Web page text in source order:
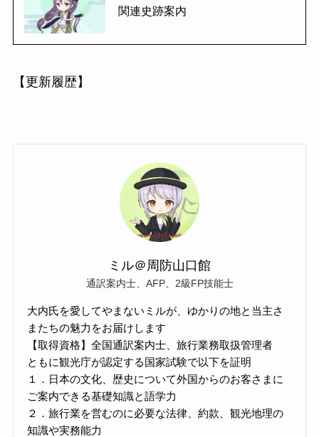
関連史跡案内
【更新履歴】
ミル＠周防山口館
通訳案内士、AFP、2級FP技能士
大内氏を愛してやまないミルが、ゆかりの地と当主さ
またちの魅力をお届けします
【取得資格】全国通訳案内士、旅行業務取扱管理者
ともに観光庁が認定する国家試験で以下を証明
１．日本の文化、歴史について外国からのお客さまに
ご案内できる基礎知識と語学力
２．旅行業を営むのに必要な法律、約款、観光地理の
知識や実務能力